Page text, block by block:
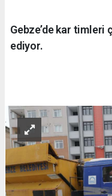
Gebze’de kar timleri
ediyor.